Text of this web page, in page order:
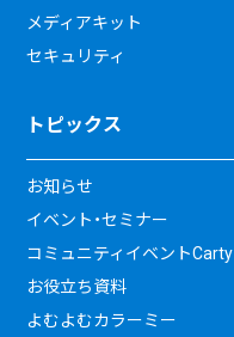
メディアキット
セキュリティ
トピックス
お知らせ
イベント・セミナー
コミュニティイベントCarty
お役立ち資料
よむよむカラーミー